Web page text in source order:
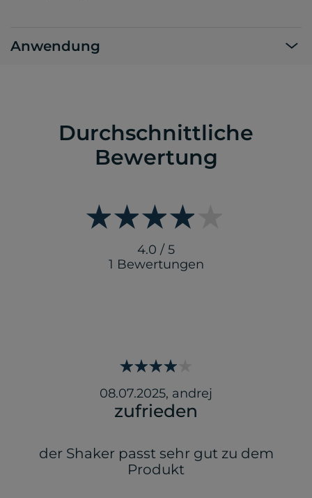
Anwendung
Durchschnittliche
Bewertung
4.0 / 5
1 Bewertungen
08.07.2025, andrej
zufrieden
der Shaker passt sehr gut zu dem
Produkt